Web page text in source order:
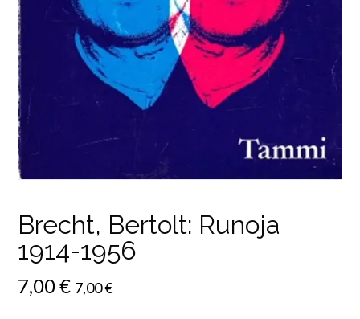
Brecht, Bertolt: Runoja
1914-1956
7,00€ 7,00€